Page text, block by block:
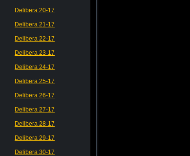
Delibera 20-17
Delibera 21-17
Delibera 22-17
Delibera 23-17
Delibera 24-17
Delibera 25-17
Delibera 26-17
Delibera 27-17
Delibera 28-17
Delibera 29-17
Delibera 30-17